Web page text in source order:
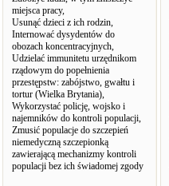
miejsca pracy,
Usunąć dzieci z ich rodzin,
Internować dysydentów do
obozach koncentracyjnych,
Udzielać immunitetu urzędnikom
rządowym do popełnienia
przestępstw: zabójstwo, gwałtu i
tortur (Wielka Brytania),
Wykorzystać policję, wojsko i
najemników do kontroli populacji,
Zmusić populacje do szczepień
niemedyczną szczepionką
zawierającą mechanizmy kontroli
populacji bez ich świadomej zgody